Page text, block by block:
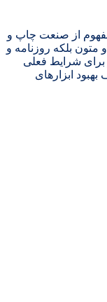
از صنعت چاپ و
متون بلکه روزنامه و
شرایط فعلی
ابزارهای